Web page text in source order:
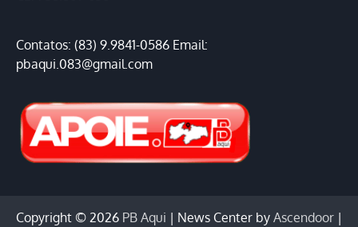
Contatos: (83) 9.9841-0586 Email:
pbaqui.083@gmail.com
Copyright © 2026 PB Aqui | News Center by Ascendoor |